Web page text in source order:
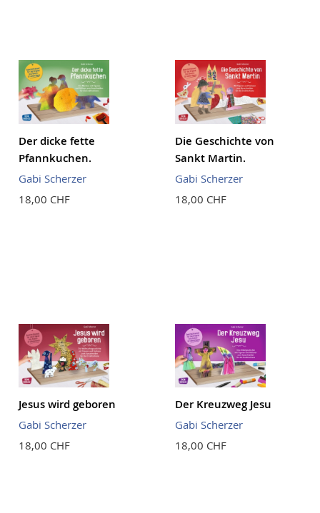
Der dicke fette
Pfannkuchen.
Gabi Scherzer
18,00 CHF
Die Geschichte von
Sankt Martin.
Gabi Scherzer
18,00 CHF
Jesus wird geboren
Gabi Scherzer
18,00 CHF
Der Kreuzweg Jesu
Gabi Scherzer
18,00 CHF